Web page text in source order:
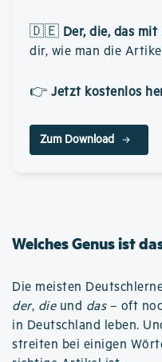
🇩🇪 Der, die, das
dir, wie man die
👉 Jetzt kostenlos
Zum Download
Welches Genus ist
Die meisten
der, dieund das– oft
in Deutschland leben.
streiten bei einigen